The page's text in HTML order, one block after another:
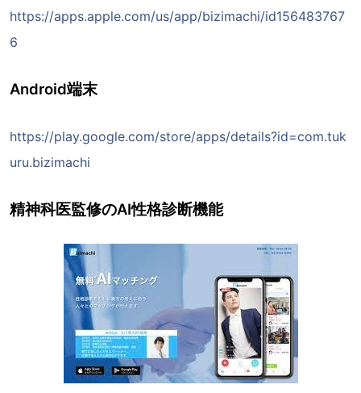
https://apps.apple.com/us/app/bizimachi/id156483767
6
Android端末
https://play.google.com/store/apps/details?id=com.tuk
uru.bizimachi
精神科医監修のAI性格診断機能